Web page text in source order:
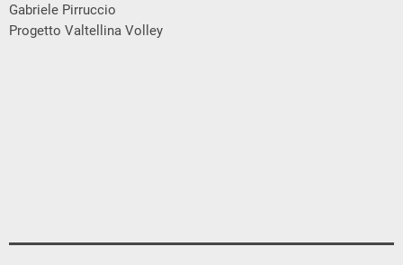
Gabriele Pirruccio
Progetto Valtellina Volley